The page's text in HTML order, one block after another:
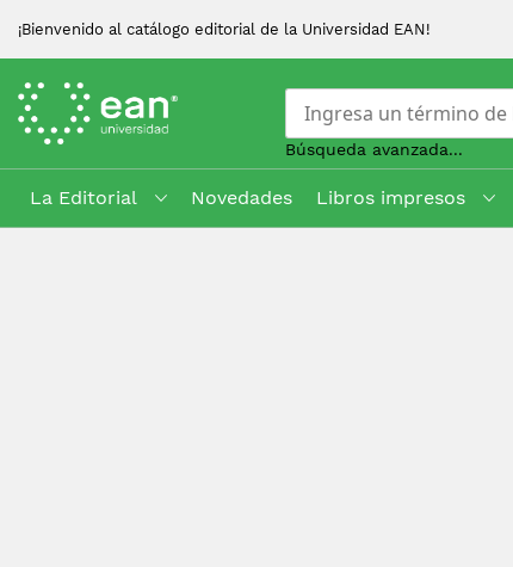
¡Bienvenido al catálogo editorial de la Universidad EAN!
Búsqueda avanzada...
La Editorial Novedades Libros impresos